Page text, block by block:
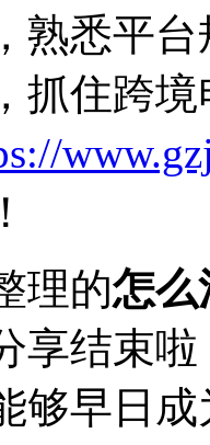
熟悉平
抓住跨
！
理的怎么
享结束
够早日